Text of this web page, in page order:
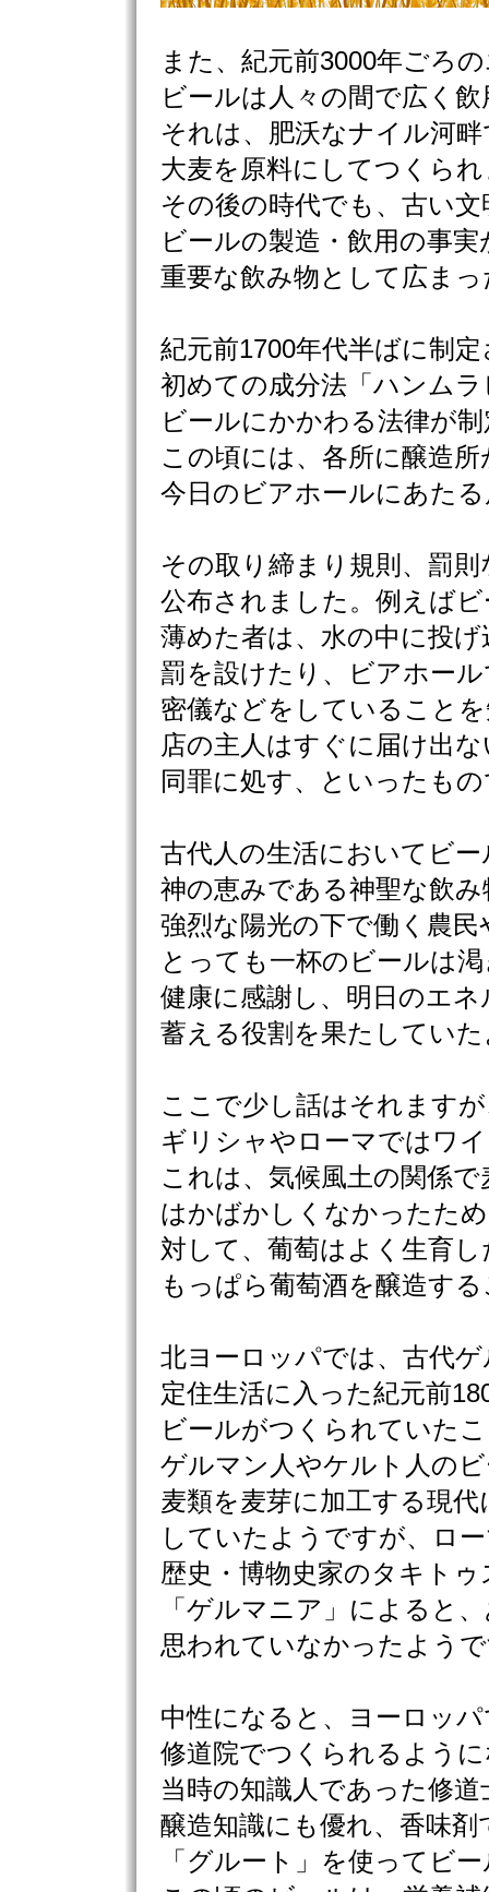
また、紀元前3000年ごろ
ビールは人々の間で広く
それは、肥沃なナイル河
大麦を原料にしてつくら
その後の時代でも、古い
ビールの製造・飲用の事
重要な飲み物として広ま
紀元前1700年代半ばに制
初めての成分法「ハンム
ビールにかかわる法律が
この頃には、各所に醸造
今日のビアホールにあた
その取り締まり規則、罰則
公布されました。例えば
薄めた者は、水の中に投
罰を設けたり、ビアホー
密儀などをしていること
店の主人はすぐに届け出
同罪に処す、といったも
古代人の生活においてビー
神の恵みである神聖な飲
強烈な陽光の下で働く農民
とっても一杯のビールは
健康に感謝し、明日のエネ
蓄える役割を果たしてい
ここで少し話はそれます
ギリシャやローマではワ
これは、気候風土の関係で
はかばかしくなかったた
対して、葡萄はよく生育
もっぱら葡萄酒を醸造す
北ヨーロッパでは、古代
定住生活に入った紀元前
ビールがつくられていた
ゲルマン人やケルト人の
麦類を麦芽に加工する現
していたようですが、ロ
歴史・博物史家のタキトゥ
「ゲルマニア」によると
思われていなかったよう
中性になると、ヨーロッ
修道院でつくられるよう
当時の知識人であった修
醸造知識にも優れ、香味剤
「グルート」を使ってビ